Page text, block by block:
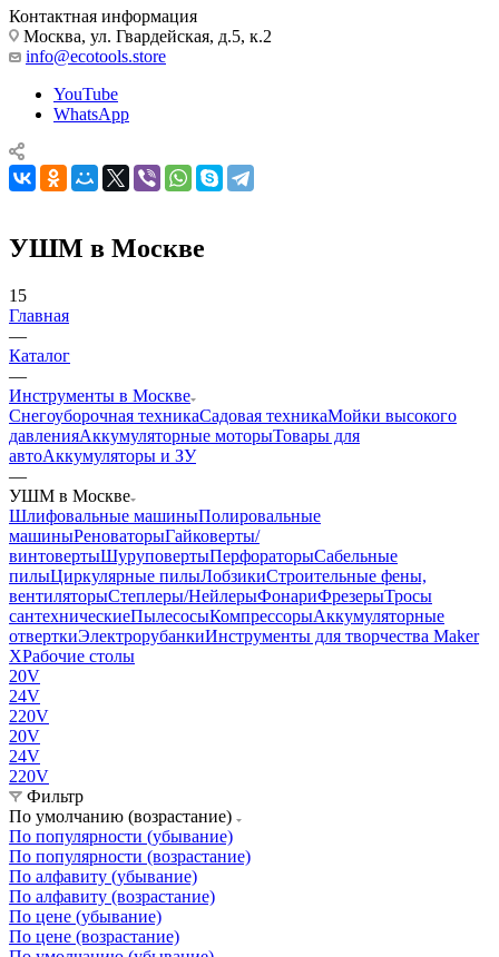
Контактная информация
Москва, ул. Гвардейская, д.5, к.2
info@ecotools.store
YouTube
WhatsApp
УШМ в Москве
15
Главная
—
Каталог
—
Инструменты в Москве
Снегоуборочная техникаСадовая техникаМойки высокого
давленияАккумуляторные моторыТовары для
автоАккумуляторы и ЗУ
—
УШМ в Москве
Шлифовальные машиныПолировальные
машиныРеноваторыГайковерты/
винтовертыШуруповертыПерфораторыСабельные
пилыЦиркулярные пилыЛобзикиСтроительные фены,
вентиляторыСтеплеры/НейлерыФонариФрезерыТросы
сантехническиеПылесосыКомпрессорыАккумуляторные
отверткиЭлектрорубанкиИнструменты для творчества Maker
XРабочие столы
20V
24V
220V
20V
24V
220V
Фильтр
По умолчанию (возрастание)
По популярности (убывание)
По популярности (возрастание)
По алфавиту (убывание)
По алфавиту (возрастание)
По цене (убывание)
По цене (возрастание)